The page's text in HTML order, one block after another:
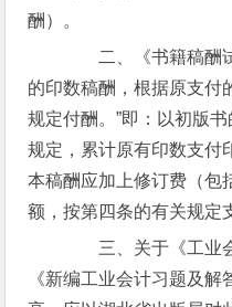
酬）。
二、《书籍稿酬试
的印数稿酬，根据原支付
规定付酬。”即：以初版
规定，累计原有印数支付
本稿酬应加上修订费（包
额，按第四条的有关规定
三、关于《工业
《新编工业会计习题及